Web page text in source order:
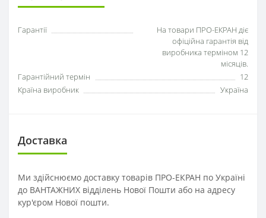
Гарантії
На товари ПРО-ЕКРАН діє
офіційна гарантія від
виробника терміном 12
місяців.
Гарантійний термін
12
Країна виробник
Україна
Доставка
Ми здійснюємо доставку товарів ПРО-ЕКРАН по Україні
до ВАНТАЖНИХ відділень Нової Пошти або на адресу
кур'єром Нової пошти.